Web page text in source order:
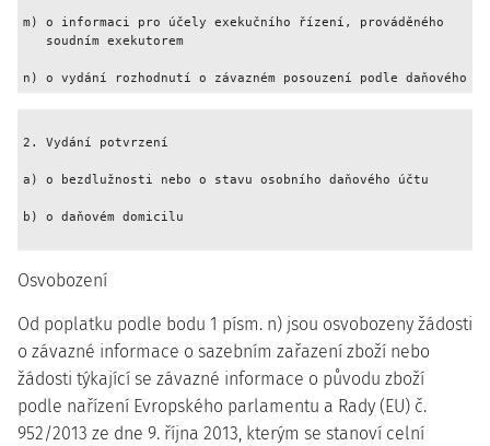
m) o informaci pro účely exekučního řízení, prováděného
soudním exekutorem
n) o vydání rozhodnutí o závazném posouzení podle
2. Vydání potvrzení
a) o bezdlužnosti nebo o stavu osobního daňového
b) o daňovém domicilu
Osvobození
Od poplatku podle bodu 1 písm. n) jsou osvobozeny žádosti
o závazné informace o sazebním zařazení zboží nebo
žádosti týkající se závazné informace o původu zboží
podle nařízení Evropského parlamentu a Rady (EU) č.
952/2013 ze dne 9. října 2013, kterým se stanoví celní